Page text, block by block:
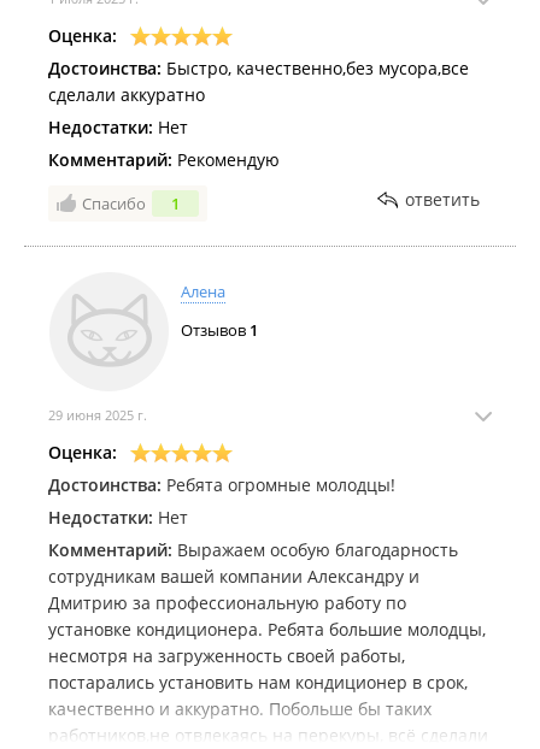
Оценка:
Достоинства: Быстро, качественно,без мусора,все
сделали аккуратно
Недостатки: Нет
Комментарий: Рекомендую
Спасибо 1 ответить
Алена
Отзывов 1
29 июня 2025 г.
Оценка:
Достоинства: Ребята огромные молодцы!
Недостатки: Нет
Комментарий: Выражаем особую благодарность
сотрудникам вашей компании Александру и
Дмитрию за профессиональную работу по
установке кондиционера. Ребята большие молодцы,
несмотря на загруженность своей работы,
постарались установить нам кондиционер в срок,
качественно и аккуратно. Побольше бы таких
работников,не отвлекаясь на перекуры, всё сделали